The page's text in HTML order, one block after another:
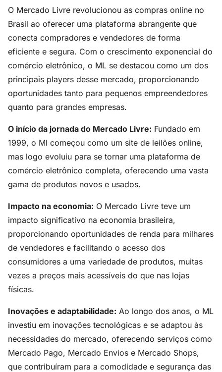
O Mercado Livre revolucionou as compras online no
Brasil ao oferecer uma plataforma abrangente que
conecta compradores e vendedores de forma
eficiente e segura. Com o crescimento exponencial do
comércio eletrônico, o ML se destacou como um dos
principais players desse mercado, proporcionando
oportunidades tanto para pequenos empreendedores
quanto para grandes empresas.
O início da jornada do Mercado Livre: Fundado em
1999, o Ml começou como um site de leilões online,
mas logo evoluiu para se tornar uma plataforma de
comércio eletrônico completa, oferecendo uma vasta
gama de produtos novos e usados.
Impacto na economia: O Mercado Livre teve um
impacto significativo na economia brasileira,
proporcionando oportunidades de renda para milhares
de vendedores e facilitando o acesso dos
consumidores a uma variedade de produtos, muitas
vezes a preços mais acessíveis do que nas lojas
físicas.
Inovações e adaptabilidade: Ao longo dos anos, o ML
investiu em inovações tecnológicas e se adaptou às
necessidades do mercado, oferecendo serviços como
Mercado Pago, Mercado Envios e Mercado Shops,
que contribuíram para a comodidade e segurança das